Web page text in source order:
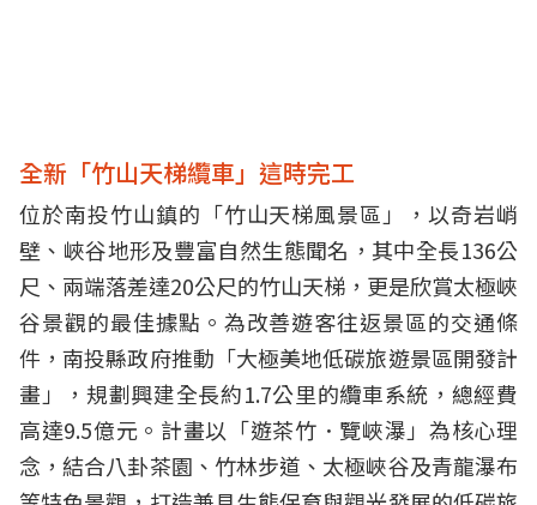
全新「竹山天梯纜車」這時完工
位於南投竹山鎮的「竹山天梯風景區」，以奇岩峭
壁、峽谷地形及豐富自然生態聞名，其中全長136公
尺、兩端落差達20公尺的竹山天梯，更是欣賞太極峽
谷景觀的最佳據點。為改善遊客往返景區的交通條
件，南投縣政府推動「大極美地低碳旅遊景區開發計
畫」，規劃興建全長約1.7公里的纜車系統，總經費
高達9.5億元。計畫以「遊茶竹．覽峽瀑」為核心理
念，結合八卦茶園、竹林步道、太極峽谷及青龍瀑布